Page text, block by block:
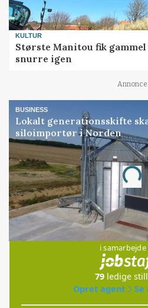
KULTUR
Største Manitou fik
snurre igen
Annonce
BUSINESS
Lokalt generationsskifte
siloimportør i Norden
Annonce
i
79 ledige
Opret agent
Se